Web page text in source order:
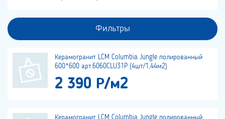
Фильтры
Керамогранит LCM Columbia Jungle полированный
600*600 арт.6060CLU31P (4шт/1,44м2)
2 390 Р/м2
Керамогранит LCM Columbia Jungle полированный